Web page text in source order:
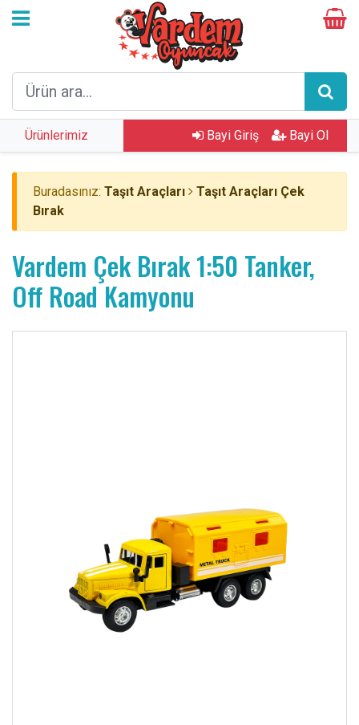
Ürünlerimiz Bayi Giriş Bayi Ol
Buradasınız: Taşıt Araçları
Taşıt Araçları Çek
Bırak
Vardem Çek Bırak 1:50 Tanker,
Off Road Kamyonu